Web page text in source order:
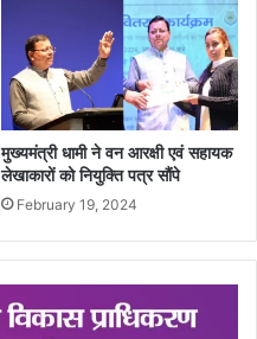
मुख्यमंत्री धामी ने वन आरक्षी एवं सहायक
लेखाकारों को नियुक्ति पत्र सौंपे
February 19, 2024